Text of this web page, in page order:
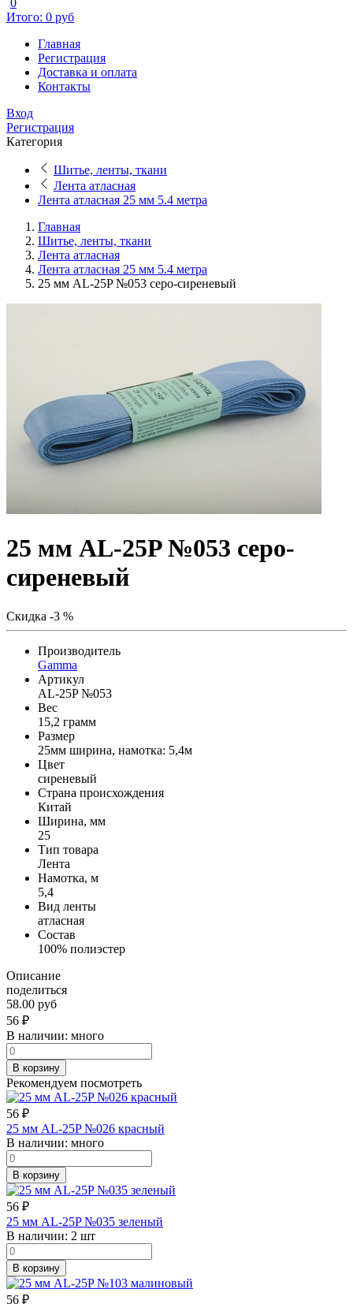
Итого: 0 руб
Главная
Регистрация
Доставка и оплата
Контакты
Вход
Регистрация
Категория
Шитье, ленты, ткани
Лента атласная
Лента атласная 25 мм 5.4 метра
Главная
Шитье, ленты, ткани
Лента атласная
Лента атласная 25 мм 5.4 метра
25 мм AL-25P №053 серо-сиреневый
25 мм AL-25P №053 серо-
сиреневый
Скидка -3 %
Производитель
Gamma
Артикул
AL-25P №053
Вес
15,2 грамм
Размер
25мм ширина, намотка: 5,4м
Цвет
сиреневый
Страна происхождения
Китай
Ширина, мм
25
Тип товара
Лента
Намотка, м
5,4
Вид ленты
атласная
Состав
100% полиэстер
Описание
поделиться
58.00 руб
56 ₽
В наличии: много
В корзину
Рекомендуем посмотреть
56 ₽
25 мм AL-25P №026 красный
В наличии: много
В корзину
56 ₽
25 мм AL-25P №035 зеленый
В наличии: 2 шт
В корзину
56 ₽